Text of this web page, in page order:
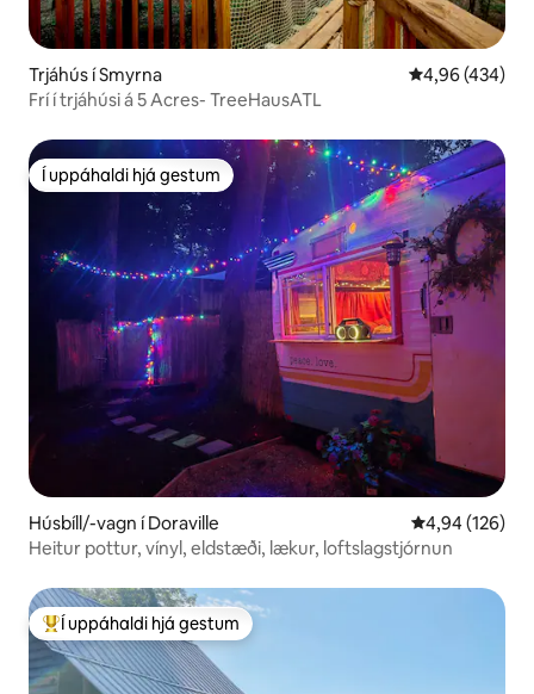
Trjáhús í Smyrna 4,96 af 5 í
4,96 (434)
Frí í trjáhúsi á 5 Acres- TreeHausATL
Í uppáhaldi hjá gestum
Í uppáhaldi hjá gestum
Húsbíll/-vagn í Doraville 4,94 af 5 í
4,94 (126)
Heitur pottur, vínyl, eldstæði, lækur, loftslagstjórnun
Í mestu uppáhaldi hjá gestum
Í uppáhaldi hjá gestum